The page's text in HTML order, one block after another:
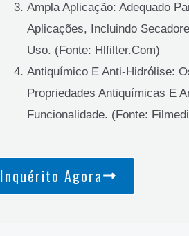
Ampla Aplicação: Adequado
Aplicações, Incluindo
Uso. (Fonte: Hlfilter.com)
Antiquímico E Anti-Hidrólise:
Propriedades Antiquímicas E
Funcionalidade. (Fonte:
Inquérito Agora